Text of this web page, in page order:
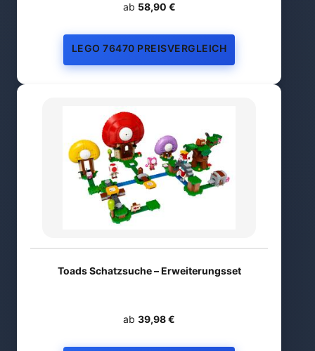
ab 58,90 €
LEGO 76470 PREISVERGLEICH
Toads Schatzsuche – Erweiterungsset
ab 39,98 €